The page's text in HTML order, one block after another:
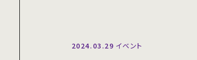
2024.03.29 イベント